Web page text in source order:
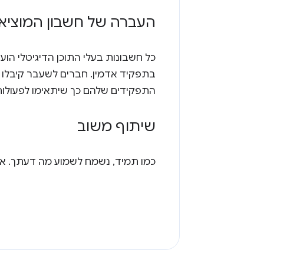
העברה של חשבון
כל חשבונות בעלי התוכן הדיגיטלי
בתפקיד אדמין. חברים לשעבר
התפקידים שלהם כך שיתאימו
שיתוף משוב
כמו תמיד, נשמח לשמוע מה